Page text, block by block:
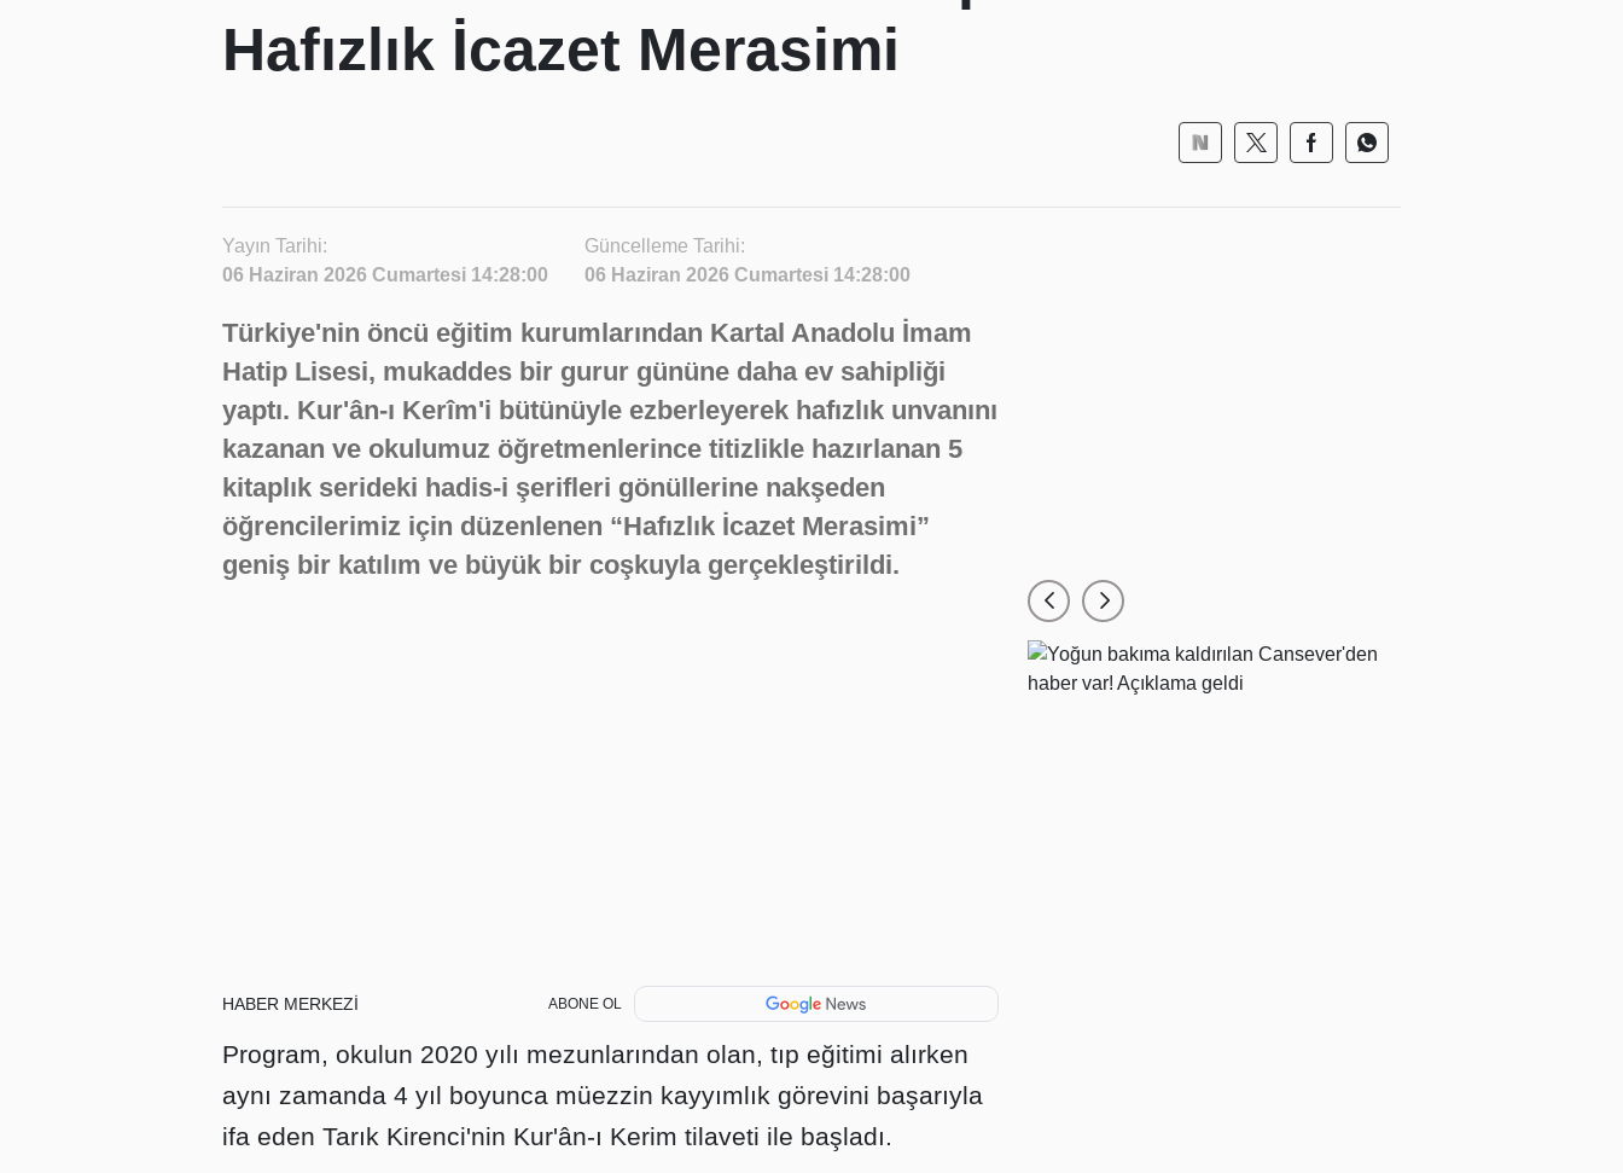
Hafızlık İcazet Merasimi
Yayın Tarihi:
06 Haziran 2026 Cumartesi 14:28:00
Güncelleme Tarihi:
06 Haziran 2026 Cumartesi 14:28:00
Türkiye'nin öncü eğitim kurumlarından Kartal Anadolu İmam
Hatip Lisesi, mukaddes bir gurur gününe daha ev sahipliği
yaptı. Kur'ân-ı Kerîm'i bütünüyle ezberleyerek hafızlık unvanını
kazanan ve okulumuz öğretmenlerince titizlikle hazırlanan 5
kitaplık serideki hadis-i şerifleri gönüllerine nakşeden
öğrencilerimiz için düzenlenen “Hafızlık İcazet Merasimi”
geniş bir katılım ve büyük bir coşkuyla gerçekleştirildi.
HABER MERKEZİ ABONE OL
Program, okulun 2020 yılı mezunlarından olan, tıp eğitimi alırken
aynı zamanda 4 yıl boyunca müezzin kayyımlık görevini başarıyla
ifa eden Tarık Kirenci'nin Kur'ân-ı Kerim tilaveti ile başladı.